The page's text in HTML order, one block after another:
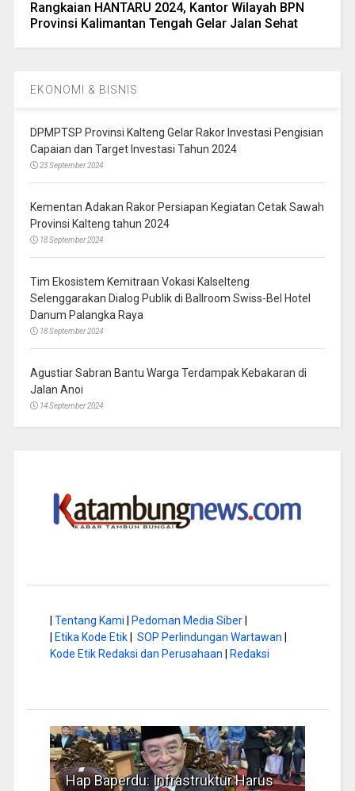
Rangkaian HANTARU 2024, Kantor Wilayah BPN
Provinsi Kalimantan Tengah Gelar Jalan Sehat
EKONOMI & BISNIS
DPMPTSP Provinsi Kalteng Gelar Rakor Investasi Pengisian
Capaian dan Target Investasi Tahun 2024
23 September 2024
Kementan Adakan Rakor Persiapan Kegiatan Cetak Sawah
Provinsi Kalteng tahun 2024
18 September 2024
Tim Ekosistem Kemitraan Vokasi Kalselteng
Selenggarakan Dialog Publik di Ballroom Swiss-Bel Hotel
Danum Palangka Raya
18 September 2024
Agustiar Sabran Bantu Warga Terdampak Kebakaran di
Jalan Anoi
14 September 2024
Tentang Kami Pedoman Media Siber|
Etika Kode Etik| SOP Perlindungan Wartawan
Kode Etik Redaksi dan Perusahaan
Redaksi
Hap Baperdu: Infrastruktur Harus